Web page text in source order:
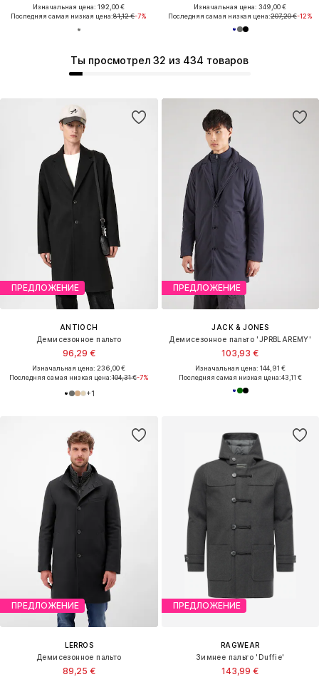
Изначальная цена: 192,00 €
Последняя самая низкая цена:81,12 €-7%
Изначальная цена: 349,00 €
Последняя самая низкая цена:207,20 €-12%
ПРЕДЛОЖЕНИЕ
ANTIOCH
Демисезонное пальто
96,29 €
Изначальная цена: 236,00 €
Последняя самая низкая цена:104,31 €-7%
+1
ПРЕДЛОЖЕНИЕ
JACK & JONES
Демисезонное пальто 'JPRBLAREMY'
103,93 €
Изначальная цена: 144,91 €
Последняя самая низкая цена:43,11 €
ПРЕДЛОЖЕНИЕ
LERROS
Демисезонное пальто
89,25 €
Ты просмотрел 32 из 434 товаров
ПРЕДЛОЖЕНИЕ
RAGWEAR
Зимнее пальто 'Duffie'
143,99 €